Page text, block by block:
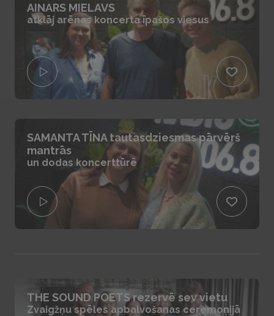
AINARS MIELAVS
atklāj arēnas koncerta īpašos viesus
SAMANTA TĪNA tautasdziesmas pārvērš
mantrās
un dodas koncerttūrē
THE SOUND POETS rezervē sev vietu
Zvaigžņu spēles apbalvošanas ceremonijā